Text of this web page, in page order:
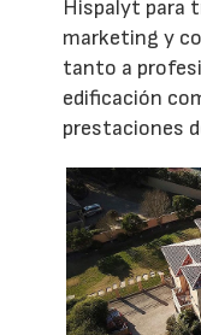
Hispalyt para
marketing y
tanto a
edificación
prestaciones